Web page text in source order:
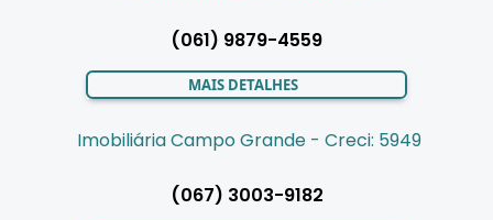
(061) 9879-4559
MAIS DETALHES
Imobiliária Campo Grande - Creci: 5949
(067) 3003-9182